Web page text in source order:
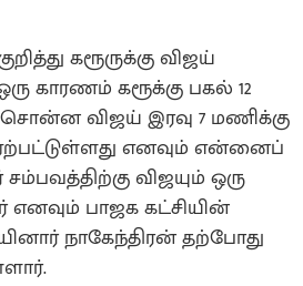
கரூருக்கு விஜய்
காரணம் கரூக்கு பகல் 12
விஜய் இரவு 7 மணிக்கு
எனவும் என்னைப்
விஜயும் ஒரு
எனவும் பாஜக கட்சியின்
நாகேந்திரன் தற்போது